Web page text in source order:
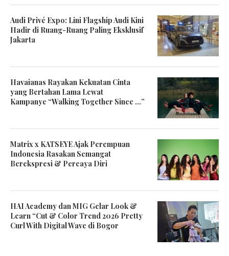
Audi Privé Expo: Lini Flagship Audi Kini
Hadir di Ruang-Ruang Paling Eksklusif
Jakarta
Havaianas Rayakan Kekuatan Cinta
yang Bertahan Lama Lewat
Kampanye “Walking Together Since …”
Matrix x KATSEYE Ajak Perempuan
Indonesia Rasakan Semangat
Berekspresi & Percaya Diri
HAI Academy dan MIG Gelar Look &
Learn “Cut & Color Trend 2026 Pretty
Curl With Digital Wave di Bogor